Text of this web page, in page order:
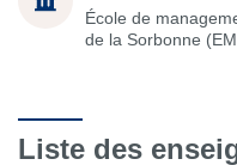
École de
de la Sorbonne
Liste des